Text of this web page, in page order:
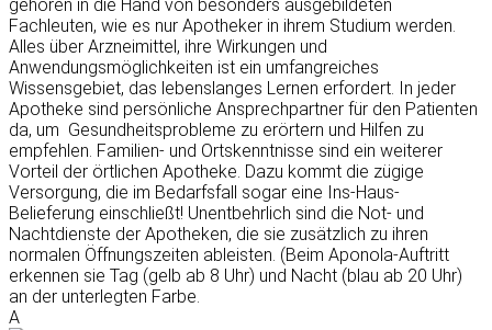
gehören in die Hand von besonders ausgebildeten
Fachleuten, wie es nur Apotheker in ihrem Studium werden.
Alles über Arzneimittel, ihre Wirkungen und
Anwendungsmöglichkeiten ist ein umfangreiches
Wissensgebiet, das lebenslanges Lernen erfordert. In jeder
Apotheke sind persönliche Ansprechpartner für den Patienten
da, um Gesundheitsprobleme zu erörtern und Hilfen zu
empfehlen. Familien- und Ortskenntnisse sind ein weiterer
Vorteil der örtlichen Apotheke. Dazu kommt die zügige
Versorgung, die im Bedarfsfall sogar eine Ins-Haus-
Belieferung einschließt! Unentbehrlich sind die Not- und
Nachtdienste der Apotheken, die sie zusätzlich zu ihren
normalen Öffnungszeiten ableisten. (Beim Aponola-Auftritt
erkennen sie Tag (gelb ab 8 Uhr) und Nacht (blau ab 20 Uhr)
an der unterlegten Farbe.
A